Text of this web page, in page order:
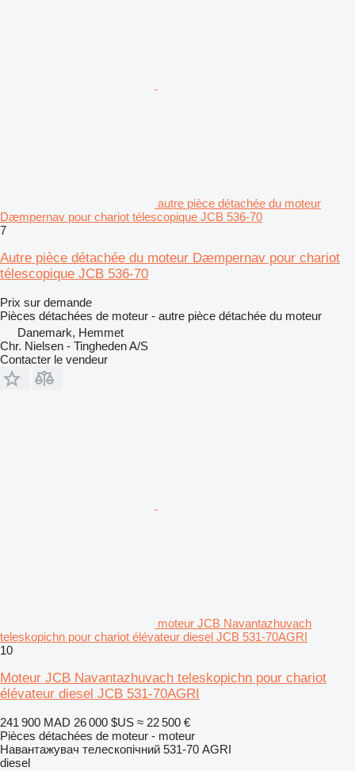
autre pièce détachée du moteur
Dæmpernav pour chariot télescopique JCB 536-70
7
Autre pièce détachée du moteur Dæmpernav pour chariot
télescopique JCB 536-70
Prix sur demande
Pièces détachées de moteur - autre pièce détachée du moteur
Danemark, Hemmet
Chr. Nielsen - Tingheden A/S
Contacter le vendeur
moteur JCB Navantazhuvach
teleskopichn pour chariot élévateur diesel JCB 531-70AGRI
10
Moteur JCB Navantazhuvach teleskopichn pour chariot
élévateur diesel JCB 531-70AGRI
241 900 MAD 26 000 $US ≈ 22 500 €
Pièces détachées de moteur - moteur
Навантажувач телескопічний 531-70 AGRI
diesel